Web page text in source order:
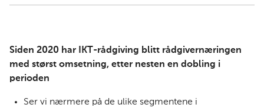
Siden 2020 har IKT-rådgiving blitt rådgivernæringen
med størst omsetning, etter nesten en dobling i
perioden
Ser vi nærmere på de ulike segmentene i